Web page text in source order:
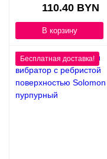
110.40 BYN
В корзину